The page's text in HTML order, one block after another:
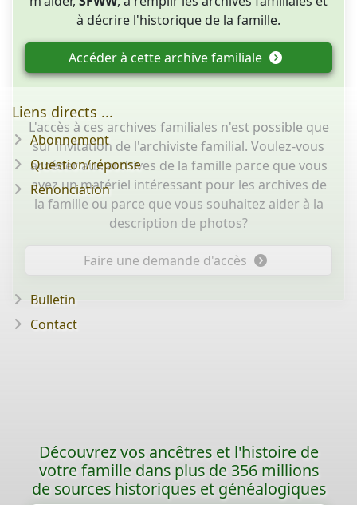
à décrire l'historique de la famille.
Accéder à cette archive familiale
L'accès à ces archives familiales n'est possible que
sur invitation de l'archiviste familial. Voulez-vous
accéder aux archives de la famille parce que vous
avez un matériel intéressant pour les archives de
la famille ou parce que vous souhaitez aider à la
description de photos?
Faire une demande d'accès
Liens directs ...
Abonnement
Question/réponse
Renonciation
Bulletin
Contact
Découvrez vos ancêtres et l'histoire de
votre famille dans plus de 356 millions
de sources historiques et généalogiques